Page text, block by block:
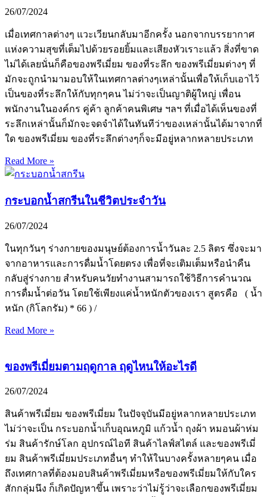
26/07/2024
เมื่อเทศกาลต่างๆ แวะเวียนกลับมาอีกครั้ง นอกจากบรรยากาศ
แห่งความสุขที่เต็มไปด้วยรอยยิ้มและเสียงหัวเราะแล้ว สิ่งที่ขาด
ไม่ได้เลยนั่นก็คือของพรีเมี่ยม ของที่ระลึก ของพรีเมี่ยมต่างๆ ที่
มักจะถูกนำมามอบให้ในเทศกาลต่างๆเหล่านั้นเพื่อให้เก็บเอาไว้
เป็นของที่ระลึกให้กับทุกๆคน ไม่ว่าจะเป็นญาติผู้ใหญ่ เพื่อน
พนักงานในองค์กร คู่ค้า ลูกค้าคนพิเศษ ฯลฯ ที่เมื่อได้เห็นของที่
ระลึกเหล่านั้นก็มักจะจดจำได้ในทันทีว่าของเหล่านั้นได้มาจากที่
ใด ของพรีเมี่ยม ของที่ระลึกต่างๆก็จะมีอยู่หลากหลายประเภท
Read More »
กระบอกน้ำสกรีนในชีวิตประจำวัน
26/07/2024
ในทุกวันๆ ร่างกายของมนุษย์ต้องการน้ำวันละ 2.5 ลิตร ซึ่งจะมา
จากอาหารและการดื่มน้ำโดยตรง เพื่อที่จะเติมเต็มหรือนำคืน
กลับสู่ร่างกาย สำหรับคนวัยทำงานสามารถใช้วิธีการคำนวณ
การดื่มน้ำต่อวัน โดยใช้เพียงแค่น้ำหนักตัวของเรา สูตรคือ ( น้ำ
หนัก (กิโลกรัม) * 66 ) /
Read More »
ของพรีเมี่ยมตามฤดูกาล ฤดูไหนให้อะไรดี
26/07/2024
สินค้าพรีเมี่ยม ของพรีเมี่ยม ในปัจจุบันมีอยู่หลากหลายประเภท
ไม่ว่าจะเป็น กระบอกน้ำเก็บอุณหภูมิ แก้วน้ำ ถุงผ้า หมอนผ้าห่ม
ร่ม สินค้ารักษ์โลก อุปกรณ์ไอที สินค้าไลฟ์สไตล์ และของพรีเมี่
ยม สินค้าพรีเมี่ยมประเภทอื่นๆ ทำให้ในบางครั้งหลายๆคน เมื่อ
ถึงเทศกาลที่ต้องมอบสินค้าพรีเมี่ยมหรือของพรีเมี่ยมให้กับใคร
สักกลุ่มนึง ก็เกิดปัญหาขึ้น เพราะว่าไม่รู้ว่าจะเลือกของพรีเมี่ยม